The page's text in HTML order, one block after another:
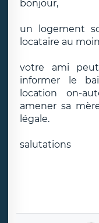
bonjour,
un logement
locataire au
votre ami
informer le
location on-
amener sa
légale.
salutations